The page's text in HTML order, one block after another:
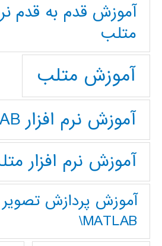
آموزش قدم به قدم
متلب
آموزش متلب
آموزش نرم افزار MATLAB
آموزش نرم افزار
آموزش پردازش تصوير
MATLAB\